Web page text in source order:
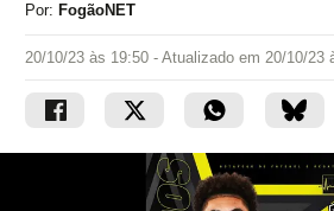
Por: FogãoNET
20/10/23 às 19:50 - Atualizado em 20/10/23